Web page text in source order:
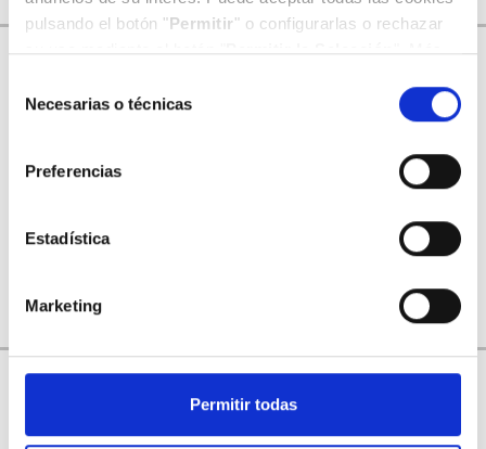
pulsando el botón "Permitir" o configurarlas o rechazar
su uso mediante el botón "Permitir la Selección". Más
Necesarias o técnicas
Preferencias
Estadística
Marketing
Permitir todas
Youtube de Hospital Mompía
Hospital Mompía dispone de un canal corporativo de Youtube.
En él se publican vídeos sobre las actividades en las que
Canal de Youtube de Hospital Mompía